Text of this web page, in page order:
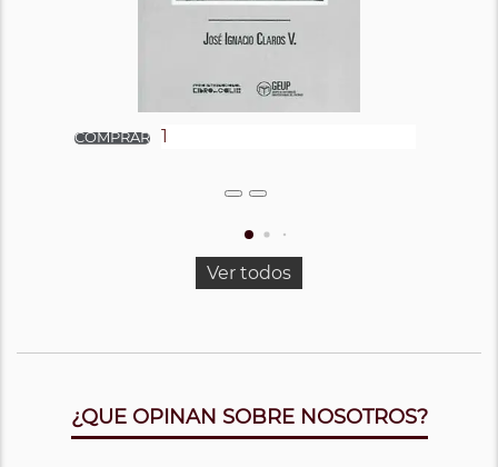
Ver todos
¿QUE OPINAN SOBRE NOSOTROS?